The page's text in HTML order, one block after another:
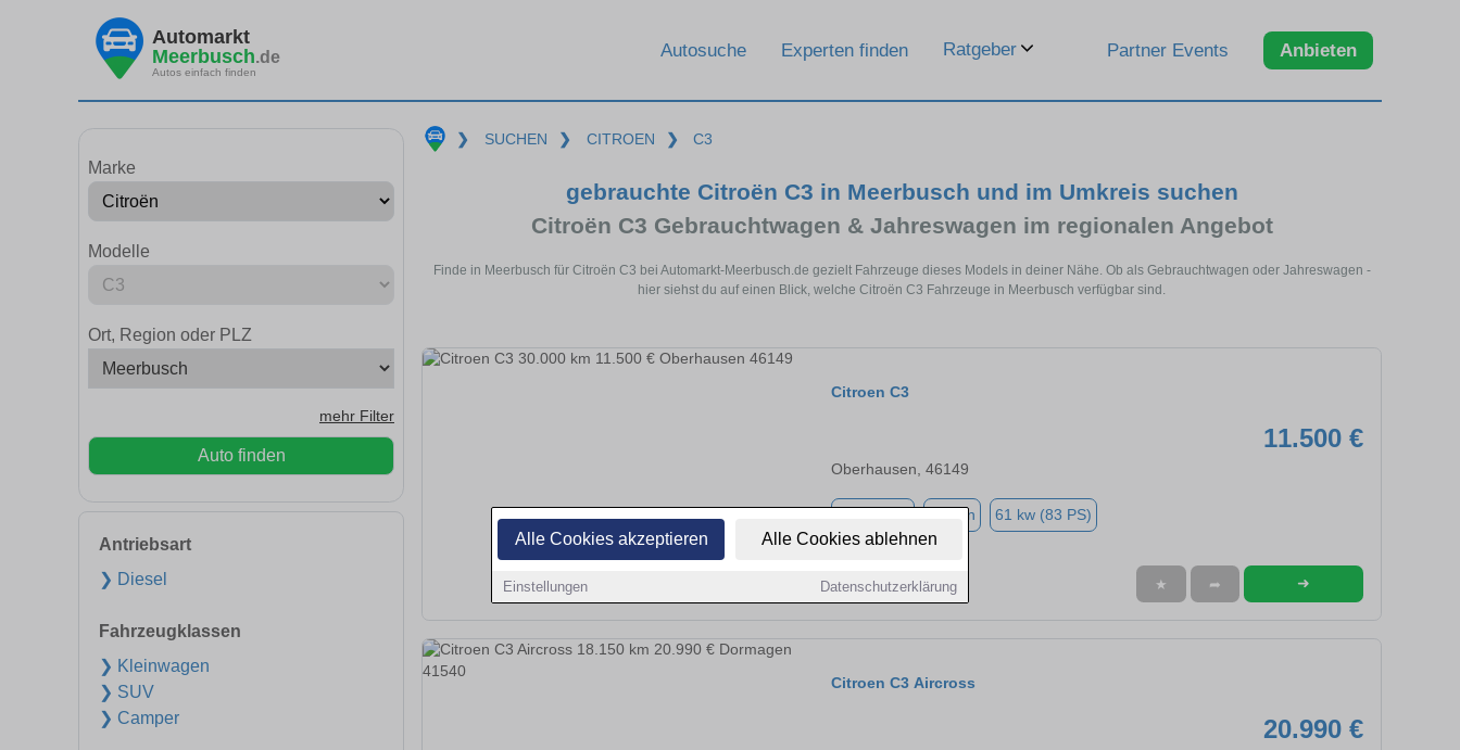
Alle Cookies akzeptieren Alle Cookies ablehnen
Einstellungen Datenschutzerklärung
Automarkt
Meerbusch.de
Autos einfach finden
Autosuche Experten finden Ratgeber Partner Events Anbieten
Marke
Modelle
Ort, Region oder PLZ
mehr Filter
Auto finden
Antriebsart
❯ Diesel
Fahrzeugklassen
❯ Kleinwagen
❯ SUV
❯ Camper
❯ SUCHEN ❯ CITROEN ❯ C3
gebrauchte Citroën C3 in Meerbusch und im Umkreis suchen
Citroën C3 Gebrauchtwagen & Jahreswagen im regionalen Angebot
Finde in Meerbusch für Citroën C3 bei Automarkt-Meerbusch.de gezielt Fahrzeuge dieses Models in deiner Nähe. Ob als Gebrauchtwagen oder Jahreswagen -
hier siehst du auf einen Blick, welche Citroën C3 Fahrzeuge in Meerbusch verfügbar sind.
Citroen C3
11.500 €
Oberhausen, 46149
Benzin 61 kw (83 PS)
★ ➦ ➜
Citroen C3 Aircross
20.990 €